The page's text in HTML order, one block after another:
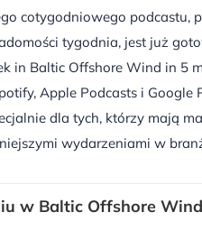
cotygodniowego podcastu,
tygodnia, jest już
in Baltic Offshore Wind in 5
Apple Podcasts i Google
dla tych, którzy mają
wydarzeniami w
w Baltic Offshore